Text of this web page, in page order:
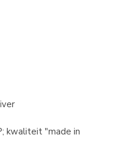
kwaliteit "made in